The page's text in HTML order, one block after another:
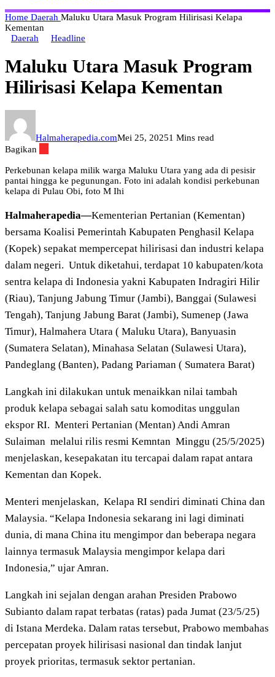
Home Daerah Maluku Utara Masuk Program Hilirisasi Kelapa
Kementan
Daerah
Headline
Maluku Utara Masuk Program
Hilirisasi Kelapa Kementan
Halmaherapedia.comMei 25, 20251 Mins read
Bagikan
Perkebunan kelapa milik warga Maluku Utara yang ada di pesisir
pantai hingga ke pegunungan. Foto ini adalah kondisi perkebunan
kelapa di Pulau Obi, foto M Ihi
Halmaherapedia—Kementerian Pertanian (Kementan)
bersama Koalisi Pemerintah Kabupaten Penghasil Kelapa
(Kopek) sepakat mempercepat hilirisasi dan industri kelapa
dalam negeri. Untuk diketahui, terdapat 10 kabupaten/kota
sentra kelapa di Indonesia yakni Kabupaten Indragiri Hilir
(Riau), Tanjung Jabung Timur (Jambi), Banggai (Sulawesi
Tengah), Tanjung Jabung Barat (Jambi), Sumenep (Jawa
Timur), Halmahera Utara ( Maluku Utara), Banyuasin
(Sumatera Selatan), Minahasa Selatan (Sulawesi Utara),
Pandeglang (Banten), Padang Pariaman ( Sumatera Barat)
Langkah ini dilakukan untuk menaikkan nilai tambah
produk kelapa sebagai salah satu komoditas unggulan
ekspor RI. Menteri Pertanian (Mentan) Andi Amran
Sulaiman melalui rilis resmi Kemntan Minggu (25/5/2025)
menjelaskan, kesepakatan itu tercapai dalam rapat antara
Kementan dan Kopek.
Menteri menjelaskan, Kelapa RI sendiri diminati China dan
Malaysia. “Kelapa Indonesia sekarang ini lagi diminati
dunia, di mana China itu mengimpor dan beberapa negara
lainnya termasuk Malaysia mengimpor kelapa dari
Indonesia,” ujar Amran.
Langkah ini sejalan dengan arahan Presiden Prabowo
Subianto dalam rapat terbatas (ratas) pada Jumat (23/5/25)
di Istana Merdeka. Dalam ratas tersebut, Prabowo membahas
percepatan proyek hilirisasi nasional dan tindak lanjut
proyek prioritas, termasuk sektor pertanian.